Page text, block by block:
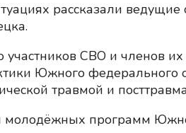
рассказали
СВО и членов
Южного федерального
травмой и
программ